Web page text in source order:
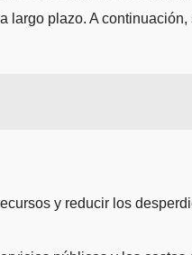
plazo. A
y reducir los